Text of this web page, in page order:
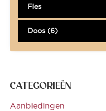
CATEGORIEËN
Aanbiedingen
Fles
Doos (6)